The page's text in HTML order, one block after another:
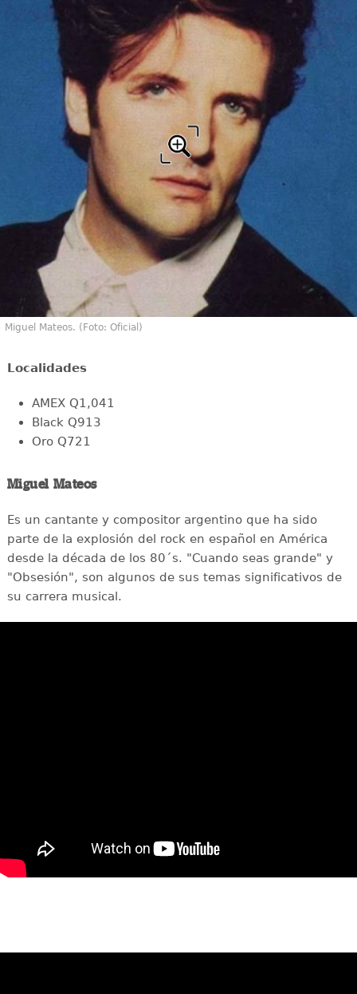
Miguel Mateos. (Foto: Oficial)
Localidades
AMEX Q1,041
Black Q913
Oro Q721
Miguel Mateos
Es un cantante y compositor argentino que ha sido
parte de la explosión del rock en español en América
desde la década de los 80´s. "Cuando seas grande" y
"Obsesión", son algunos de sus temas significativos de
su carrera musical.